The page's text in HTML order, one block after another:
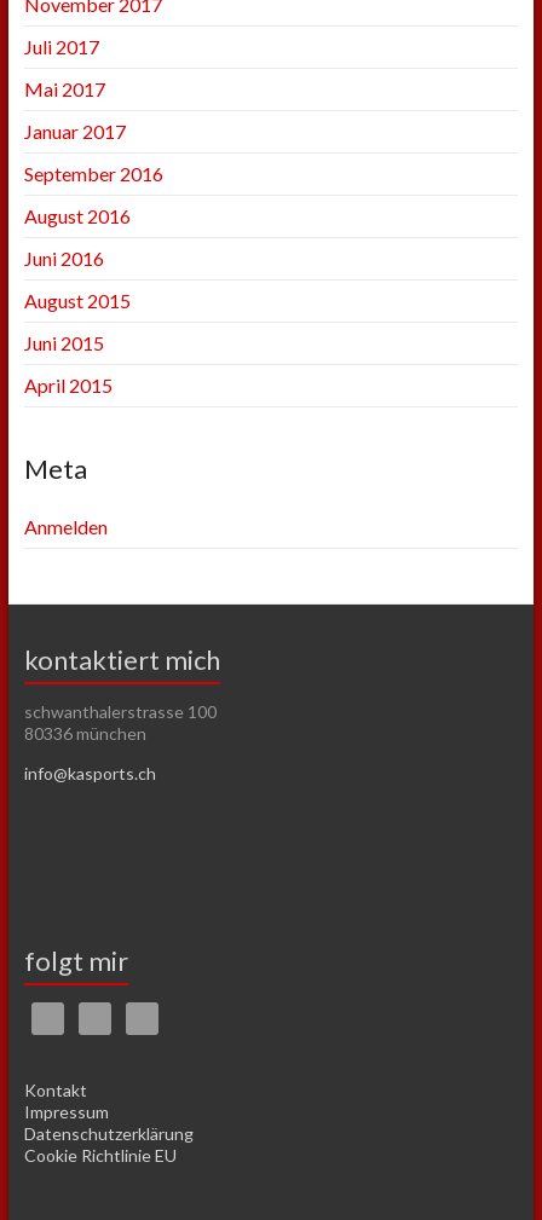
Juli 2017
Mai 2017
Januar 2017
September 2016
August 2016
Juni 2016
August 2015
Juni 2015
April 2015
Meta
Anmelden
kontaktiert mich
schwanthalerstrasse 100
80336 münchen
info@kasports.ch
folgt mir
Kontakt
Impressum
Datenschutzerklärung
Cookie Richtlinie EU